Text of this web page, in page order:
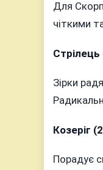
Для
чіткими
Зірки
Козеріг
Порадує